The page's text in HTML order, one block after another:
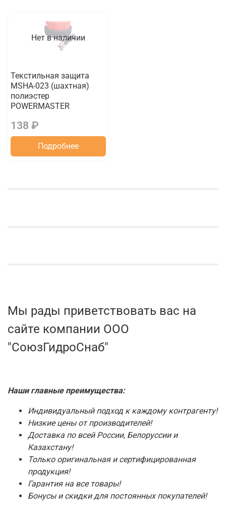
Нет в наличии
Текстильная защита
MSHA-023 (шахтная)
полиэстер
POWERMASTER
138 ₽
Подробнее
Мы рады приветствовать вас на
сайте компании ООО
"СоюзГидроСнаб"
Наши главные преимущества:
Индивидуальный подход к каждому контрагенту!
Низкие цены от производителей!
Доставка по всей России, Белоруссии и
Казахстану!
Только оригинальная и сертифицированная
продукция!
Гарантия на все товары!
Бонусы и скидки для постоянных покупателей!